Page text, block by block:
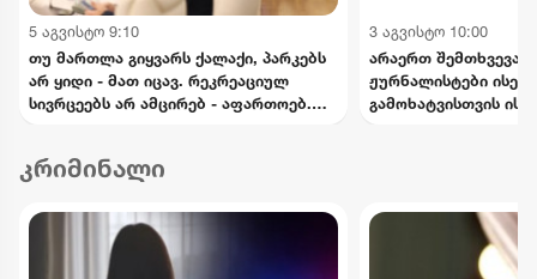
5 აგვისტო 9:10
თუ მართლა გიყვარს ქალაქი, პარკებს
არ ყიდი - მათ იცავ. რეკრეაციულ
სივრცეებს არ ამცირებ - აფართოებ.
3 აგვისტო 10:00
არაერთ
ჟურნალისტები
გამოხატვისთვის
კრიმინალი